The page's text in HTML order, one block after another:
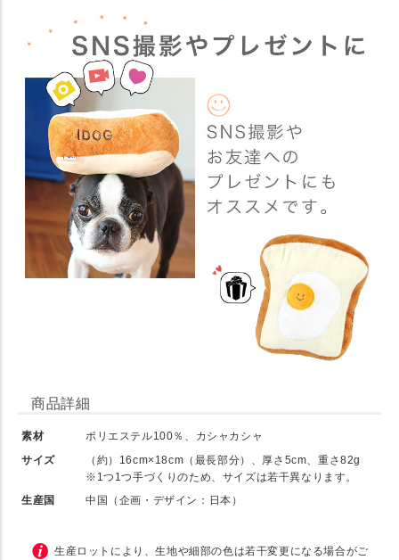
商品詳細
素材
ポリエステル100％、カシャカシャ
サイズ
（約）16cm×18cm（最長部分）、厚さ5cm、重さ82g
※1つ1つ手づくりのため、サイズは若干異なります。
生産国
中国（企画・デザイン：日本）
生産ロットにより、生地や細部の色は若干変更になる場合がご